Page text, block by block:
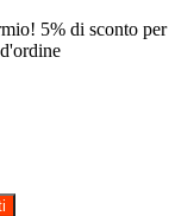
5% di sconto per